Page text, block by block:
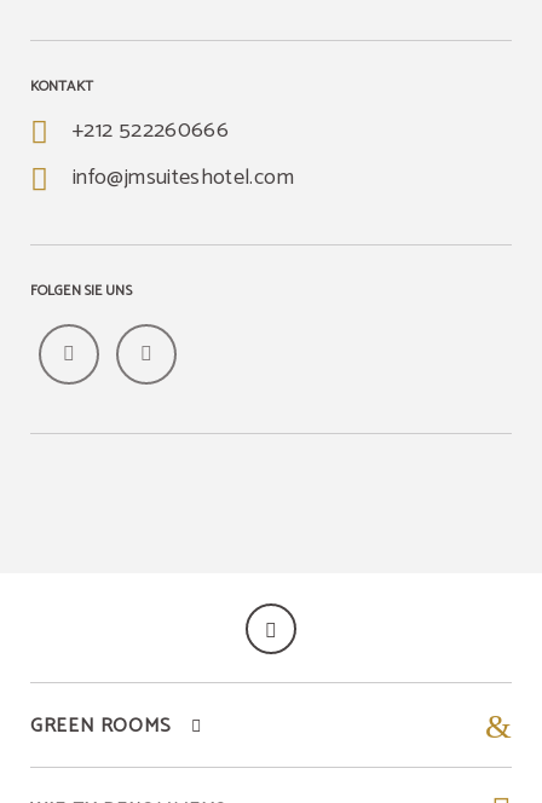
KONTAKT
+212 522260666
info@jmsuiteshotel.com
FOLGEN SIE UNS
GREEN ROOMS